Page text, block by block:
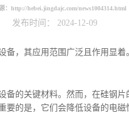
： http://hebei.jingdajc.com/news1004314.html
发布时间： 2024-12-09
备，其应用范围广泛且作用显
的关键材料。然而，在硅钢片
要的是，它们会降低设备的电